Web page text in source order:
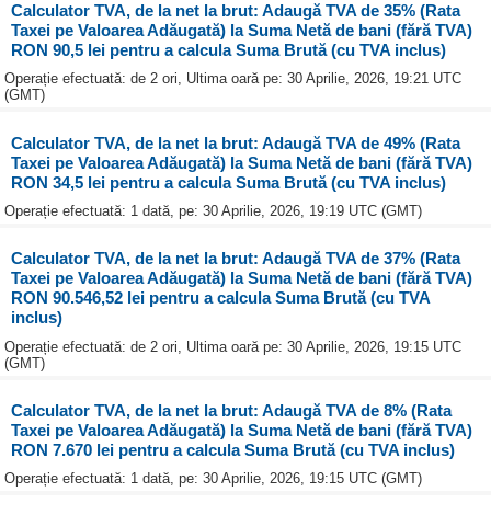
Calculator TVA, de la net la brut: Adaugă TVA de 35% (Rata
Taxei pe Valoarea Adăugată) la Suma Netă de bani (fără TVA)
RON 90,5 lei pentru a calcula Suma Brută (cu TVA inclus)
Operație efectuată: de 2 ori, Ultima oară pe: 30 Aprilie, 2026, 19:21 UTC
(GMT)
Calculator TVA, de la net la brut: Adaugă TVA de 49% (Rata
Taxei pe Valoarea Adăugată) la Suma Netă de bani (fără TVA)
RON 34,5 lei pentru a calcula Suma Brută (cu TVA inclus)
Operație efectuată: 1 dată, pe: 30 Aprilie, 2026, 19:19 UTC (GMT)
Calculator TVA, de la net la brut: Adaugă TVA de 37% (Rata
Taxei pe Valoarea Adăugată) la Suma Netă de bani (fără TVA)
RON 90.546,52 lei pentru a calcula Suma Brută (cu TVA
inclus)
Operație efectuată: de 2 ori, Ultima oară pe: 30 Aprilie, 2026, 19:15 UTC
(GMT)
Calculator TVA, de la net la brut: Adaugă TVA de 8% (Rata
Taxei pe Valoarea Adăugată) la Suma Netă de bani (fără TVA)
RON 7.670 lei pentru a calcula Suma Brută (cu TVA inclus)
Operație efectuată: 1 dată, pe: 30 Aprilie, 2026, 19:15 UTC (GMT)